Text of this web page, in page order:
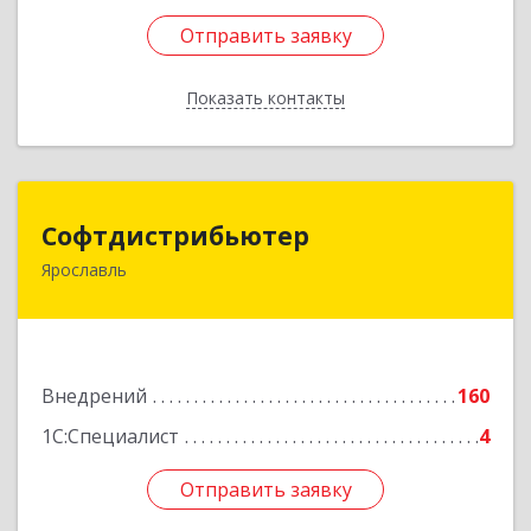
Отправить заявку
Показать контакты
Отправить заявку
Назад
Софтдистрибьютер
Ярославль
Внедрений
160
1С:Специалист
4
Отправить заявку
Софтдистрибьютер
Отправить заявку